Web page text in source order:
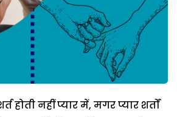
होती नहीं प्यार में, मगर प्यार शर्तों